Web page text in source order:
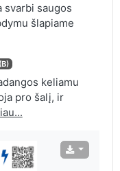
svarbi saugos
šlapiame
keliamu
pro šalį, ir